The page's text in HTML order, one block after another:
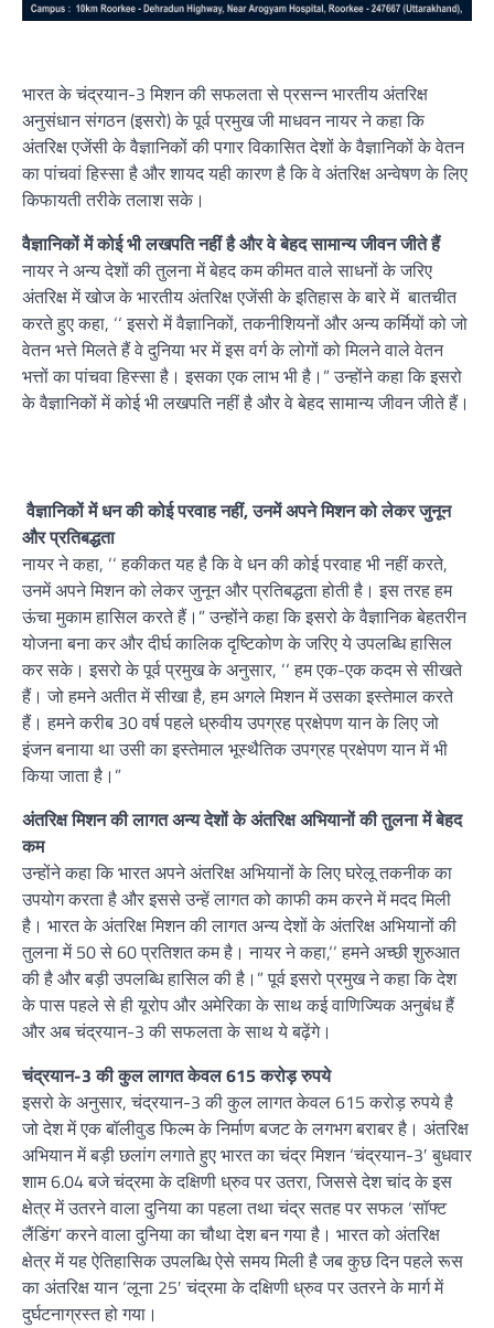
भारत के चंद्रयान-3 मिशन की सफलता से प्रसन्न भारतीय अंतरिक्ष
अनुसंधान संगठन (इसरो) के पूर्व प्रमुख जी माधवन नायर ने कहा कि
अंतरिक्ष एजेंसी के वैज्ञानिकों की पगार विकासित देशों के वैज्ञानिकों के वेतन
का पांचवां हिस्सा है और शायद यही कारण है कि वे अंतरिक्ष अन्वेषण के लिए
किफायती तरीके तलाश सके।
वैज्ञानिकों में कोई भी लखपति नहीं है और वे बेहद सामान्य जीवन जीते हैं
नायर ने अन्य देशों की तुलना में बेहद कम कीमत वाले साधनों के जरिए
अंतरिक्ष में खोज के भारतीय अंतरिक्ष एजेंसी के इतिहास के बारे में बातचीत
करते हुए कहा, ‘‘ इसरो में वैज्ञानिकों, तकनीशियनों और अन्य कर्मियों को जो
वेतन भत्ते मिलते हैं वे दुनिया भर में इस वर्ग के लोगों को मिलने वाले वेतन
भत्तों का पांचवा हिस्सा है। इसका एक लाभ भी है।” उन्होंने कहा कि इसरो
के वैज्ञानिकों में कोई भी लखपति नहीं है और वे बेहद सामान्य जीवन जीते हैं।
वैज्ञानिकों में धन की कोई परवाह नहीं, उनमें अपने मिशन को लेकर जुनून
और प्रतिबद्धता
नायर ने कहा, ‘‘ हकीकत यह है कि वे धन की कोई परवाह भी नहीं करते,
उनमें अपने मिशन को लेकर जुनून और प्रतिबद्धता होती है। इस तरह हम
ऊंचा मुकाम हासिल करते हैं।” उन्होंने कहा कि इसरो के वैज्ञानिक बेहतरीन
योजना बना कर और दीर्घ कालिक दृष्टिकोण के जरिए ये उपलब्धि हासिल
कर सके। इसरो के पूर्व प्रमुख के अनुसार, ‘‘ हम एक-एक कदम से सीखते
हैं। जो हमने अतीत में सीखा है, हम अगले मिशन में उसका इस्तेमाल करते
हैं। हमने करीब 30 वर्ष पहले ध्रुवीय उपग्रह प्रक्षेपण यान के लिए जो
इंजन बनाया था उसी का इस्तेमाल भूस्थैतिक उपग्रह प्रक्षेपण यान में भी
किया जाता है।”
अंतरिक्ष मिशन की लागत अन्य देशों के अंतरिक्ष अभियानों की तुलना में बेहद
कम
उन्होंने कहा कि भारत अपने अंतरिक्ष अभियानों के लिए घरेलू तकनीक का
उपयोग करता है और इससे उन्हें लागत को काफी कम करने में मदद मिली
है। भारत के अंतरिक्ष मिशन की लागत अन्य देशों के अंतरिक्ष अभियानों की
तुलना में 50 से 60 प्रतिशत कम है। नायर ने कहा,‘‘ हमने अच्छी शुरुआत
की है और बड़ी उपलब्धि हासिल की है।” पूर्व इसरो प्रमुख ने कहा कि देश
के पास पहले से ही यूरोप और अमेरिका के साथ कई वाणिज्यिक अनुबंध हैं
और अब चंद्रयान-3 की सफलता के साथ ये बढ़ेंगे।
चंद्रयान-3 की कुल लागत केवल 615 करोड़ रुपये
इसरो के अनुसार, चंद्रयान-3 की कुल लागत केवल 615 करोड़ रुपये है
जो देश में एक बॉलीवुड फिल्म के निर्माण बजट के लगभग बराबर है। अंतरिक्ष
अभियान में बड़ी छलांग लगाते हुए भारत का चंद्र मिशन ‘चंद्रयान-3′ बुधवार
शाम 6.04 बजे चंद्रमा के दक्षिणी ध्रुव पर उतरा, जिससे देश चांद के इस
क्षेत्र में उतरने वाला दुनिया का पहला तथा चंद्र सतह पर सफल ‘सॉफ्ट
लैंडिंग’ करने वाला दुनिया का चौथा देश बन गया है। भारत को अंतरिक्ष
क्षेत्र में यह ऐतिहासिक उपलब्धि ऐसे समय मिली है जब कुछ दिन पहले रूस
का अंतरिक्ष यान ‘लूना 25′ चंद्रमा के दक्षिणी ध्रुव पर उतरने के मार्ग में
दुर्घटनाग्रस्त हो गया।